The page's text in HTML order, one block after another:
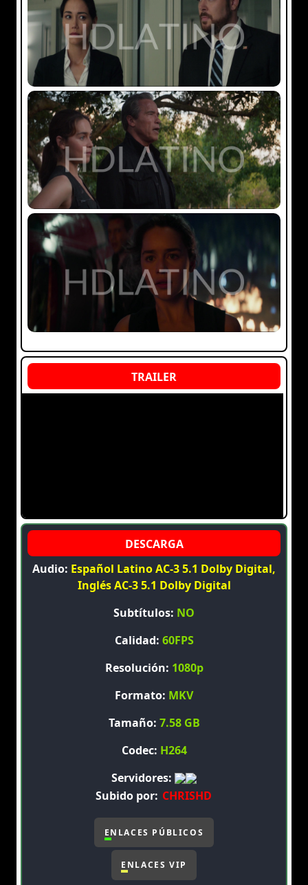
Audio: Español Latino AC-3 5.1 Dolby Digital,
Inglés AC-3 5.1 Dolby Digital
Subtítulos: NO
Calidad: 60FPS
Resolución: 1080p
Formato: MKV
Tamaño: 7.58 GB
Codec: H264
Servidores:
Subido por: CHRISHD
ENLACES PÚBLICOS
ENLACES VIP